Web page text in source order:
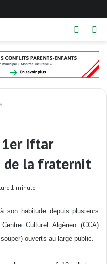
Switch
1er Iftar
de la fraternit
1 minute
son habitude depuis plusieurs
Culturel Algérien (CCA)
ouverts au large public.